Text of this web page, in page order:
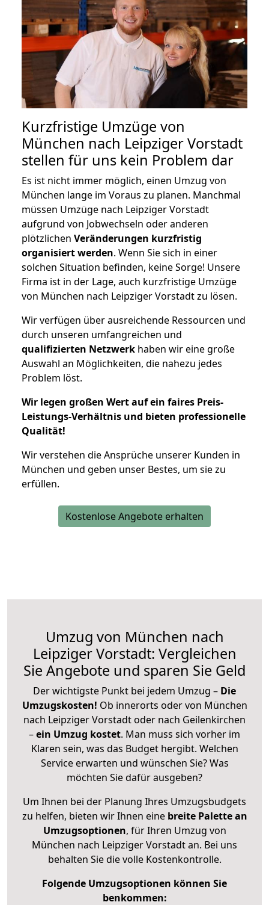
Kurzfristige Umzüge von
München nach Leipziger Vorstadt
stellen für uns kein Problem dar
Es ist nicht immer möglich, einen Umzug von
München lange im Voraus zu planen. Manchmal
müssen Umzüge nach Leipziger Vorstadt
aufgrund von Jobwechseln oder anderen
plötzlichen Veränderungen kurzfristig
organisiert werden. Wenn Sie sich in einer
solchen Situation befinden, keine Sorge! Unsere
Firma ist in der Lage, auch kurzfristige Umzüge
von München nach Leipziger Vorstadt zu lösen.
Wir verfügen über ausreichende Ressourcen und
durch unseren umfangreichen und
qualifizierten Netzwerk haben wir eine große
Auswahl an Möglichkeiten, die nahezu jedes
Problem löst.
Wir legen großen Wert auf ein faires Preis-
Leistungs-Verhältnis und bieten professionelle
Qualität!
Wir verstehen die Ansprüche unserer Kunden in
München und geben unser Bestes, um sie zu
erfüllen.
Kostenlose Angebote erhalten
Umzug von München nach
Leipziger Vorstadt: Vergleichen
Sie Angebote und sparen Sie Geld
Der wichtigste Punkt bei jedem Umzug – Die
Umzugskosten! Ob innerorts oder von München
nach Leipziger Vorstadt oder nach Geilenkirchen
–ein Umzug kostet. Man muss sich vorher im
Klaren sein, was das Budget hergibt. Welchen
Service erwarten und wünschen Sie? Was
möchten Sie dafür ausgeben?
Um Ihnen bei der Planung Ihres Umzugsbudgets
zu helfen, bieten wir Ihnen eine breite Palette an
Umzugsoptionen, für Ihren Umzug von
München nach Leipziger Vorstadt an. Bei uns
behalten Sie die volle Kostenkontrolle.
Folgende Umzugsoptionen können Sie
benkommen: